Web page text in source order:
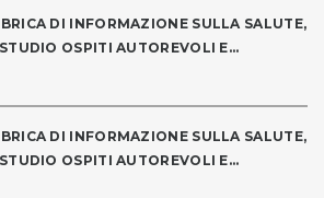
DI INFORMAZIONE SULLA SALUTE,
OSPITI AUTOREVOLI E...
DI INFORMAZIONE SULLA SALUTE,
OSPITI AUTOREVOLI E...